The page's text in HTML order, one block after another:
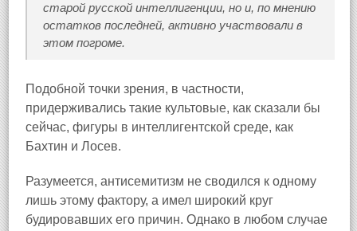
старой русской интеллигенции, но и, по мнению
остатков последней, активно участвовали в
этом погроме.
Подобной точки зрения, в частности,
придерживались такие культовые, как сказали бы
сейчас, фигуры в интеллигентской среде, как
Бахтин и Лосев.
Разумеется, антисемитизм не сводился к одному
лишь этому фактору, а имел широкий круг
будировавших его причин. Однако в любом случае